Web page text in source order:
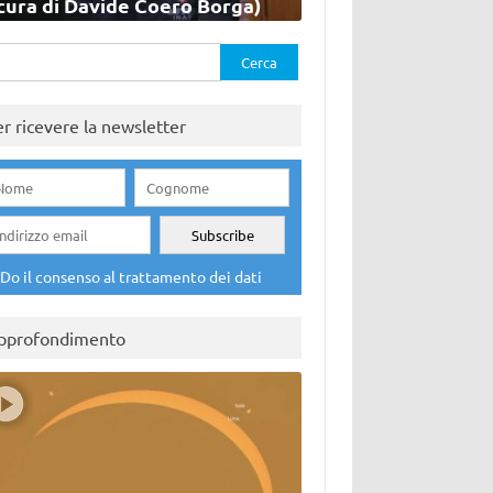
ricevere la newsletter
Do il consenso al trattamento dei dati